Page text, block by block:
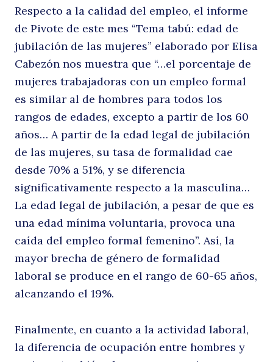
la
Respecto a la calidad del empleo, el informe
de Pivote de este mes “Tema tabú: edad de
jubilación de las mujeres” elaborado por Elisa
Cabezón nos muestra que “…el porcentaje de
mujeres trabajadoras con un empleo formal
es similar al de hombres para todos los
rangos de edades, excepto a partir de los 60
años… A partir de la edad legal de jubilación
de las mujeres, su tasa de formalidad cae
desde 70% a 51%, y se diferencia
significativamente respecto a la masculina…
La edad legal de jubilación, a pesar de que es
una edad mínima voluntaria, provoca una
caída del empleo formal femenino”. Así, la
mayor brecha de género de formalidad
laboral se produce en el rango de 60-65 años,
alcanzando el 19%.
Finalmente, en cuanto a la actividad laboral,
la diferencia de ocupación entre hombres y